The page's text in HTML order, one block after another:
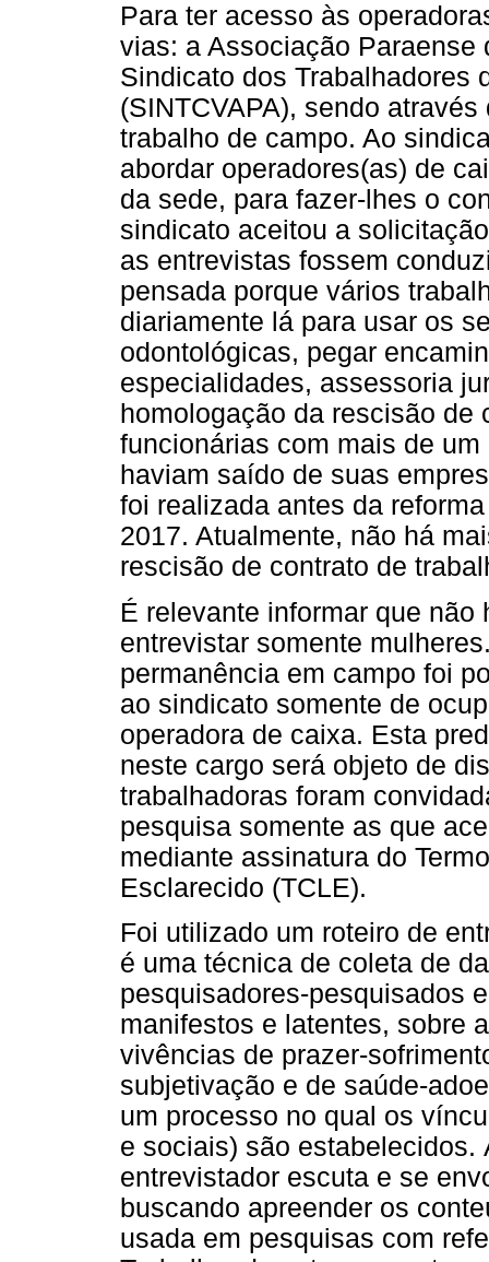
Para ter acesso às
vias: a Associação Paraense
Sindicato dos Trabalhadores
(SINTCVAPA), sendo
trabalho de campo. Ao
abordar operadores(as) de
da sede, para fazer-lhes o
sindicato aceitou a
as entrevistas fossem
pensada porque vários
diariamente lá para usar os
odontológicas, pegar
especialidades, assessoria
homologação da rescisão de
funcionárias com mais de
haviam saído de suas
foi realizada antes da
2017. Atualmente, não há
rescisão de contrato de
É relevante informar que
entrevistar somente
permanência em campo foi
ao sindicato somente de
operadora de caixa. Esta
neste cargo será objeto de
trabalhadoras foram
pesquisa somente as que
mediante assinatura do
Esclarecido (TCLE).
Foi utilizado um roteiro de
é uma técnica de coleta de
pesquisadores-pesquisados
manifestos e latentes, sobre
vivências de prazer-
subjetivação e de saúde-
um processo no qual os
e sociais) são estabelecidos.
entrevistador escuta e se
buscando apreender os
usada em pesquisas com